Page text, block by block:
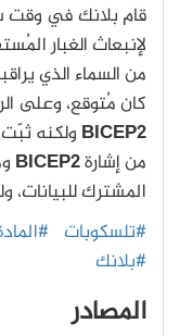
قام بلانك في وقت
لإنبعاث الغبار
من السماء الذي
كان مُتوقع، وعلى
BICEP2 ولكنه ثبّت
من إشارةBICEP2
المشترك للبيانات،
#تلسكوبات
#بلانك
المصادر